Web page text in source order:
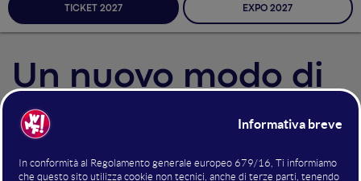
TICKET 2027 EXPO 2027
Un nuovo modo di
fare video-call:
l’idea della startup